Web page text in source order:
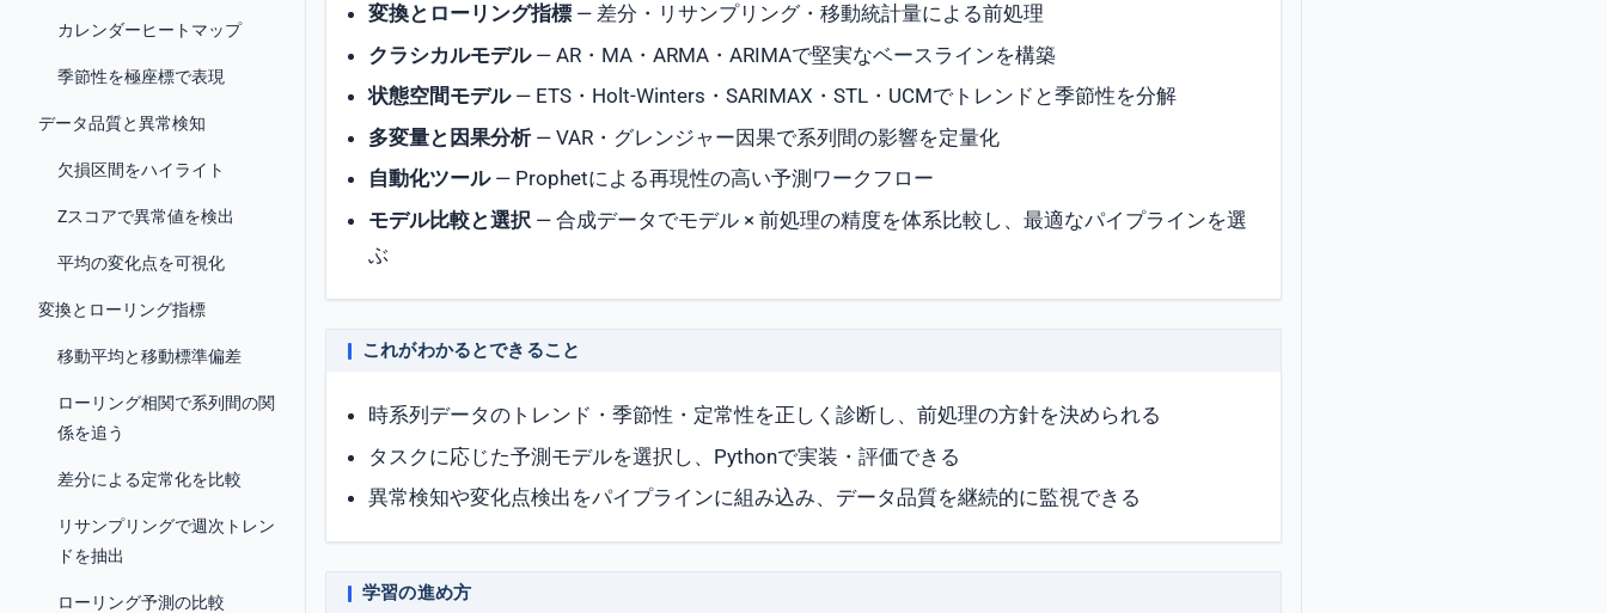
カレンダーヒートマップ
季節性を極座標で表現
データ品質と異常検知
欠損区間をハイライト
Zスコアで異常値を検出
平均の変化点を可視化
変換とローリング指標
移動平均と移動標準偏差
ローリング相関で系列間の関
係を追う
差分による定常化を比較
リサンプリングで週次トレン
ドを抽出
ローリング予測の比較
変換とローリング指標 — 差分・リサンプリング・移動統計量による前処理
クラシカルモデル— AR・MA・ARMA・ARIMAで堅実なベースラインを構築
状態空間モデル— ETS・Holt-Winters・SARIMAX・STL・UCMでトレンドと季節性を分解
多変量と因果分析— VAR・グレンジャー因果で系列間の影響を定量化
自動化ツール— Prophetによる再現性の高い予測ワークフロー
モデル比較と選択 — 合成データでモデル × 前処理の精度を体系比較し、最適なパイプラインを選
ぶ
これがわかるとできること
時系列データのトレンド・季節性・定常性を正しく診断し、前処理の方針を決められる
タスクに応じた予測モデルを選択し、Pythonで実装・評価できる
異常検知や変化点検出をパイプラインに組み込み、データ品質を継続的に監視できる
学習の進め方